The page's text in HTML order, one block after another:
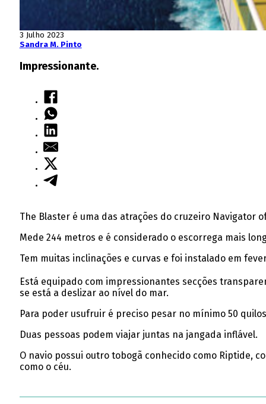
3 Julho 2023
Sandra M. Pinto
Impressionante.
The Blaster é uma das atrações do cruzeiro Navigator
Mede 244 metros e é considerado o escorrega mais
Tem muitas inclinações e curvas e foi instalado em
Está equipado com impressionantes secções
se está a deslizar ao nível do mar.
Para poder usufruir é preciso pesar no mínimo 50
Duas pessoas podem viajar juntas na jangada inflável.
O navio possui outro tobogã conhecido como Riptide,
como o céu.